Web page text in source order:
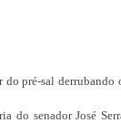
do pré-sal
senador José